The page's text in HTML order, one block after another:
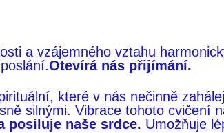
a vzájemného vztahu
Otevírá nás přijímání.
které v nás nečinně
silnými. Vibrace tohoto cvičení
posiluje naše srdce. Umožňuje